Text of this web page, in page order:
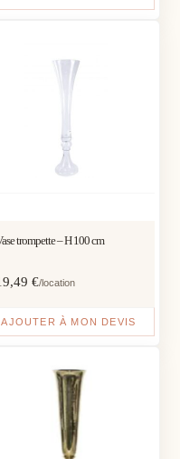
trompette – H 100 cm
€/location
AJOUTER À MON DEVIS